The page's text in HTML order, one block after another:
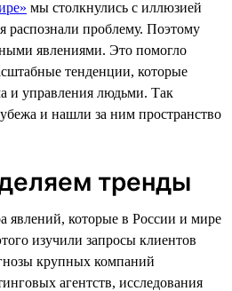
мы столкнулись с иллюзией
распознали проблему. Поэтому
явлениями. Это помогло
тенденции, которые
и управления людьми. Так
и нашли за ним пространство
тренды
явлений, которые в России и мире
изучили запросы клиентов
крупных компаний
агентств, исследования